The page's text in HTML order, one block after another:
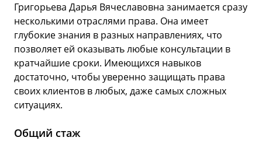
Григорьева Дарья Вячеславовна занимается сразу
несколькими отраслями права. Она имеет
глубокие знания в разных направлениях, что
позволяет ей оказывать любые консультации в
кратчайшие сроки. Имеющихся навыков
достаточно, чтобы уверенно защищать права
своих клиентов в любых, даже самых сложных
ситуациях.
Общий стаж